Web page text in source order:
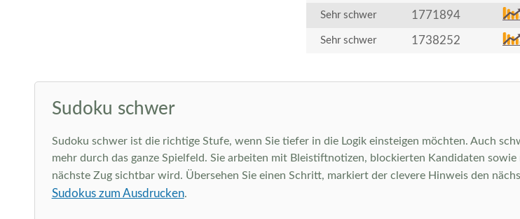
Sehr schwer 1771894
Sehr schwer 1738252
Sudoku schwer
Sudoku schwer ist die richtige Stufe, wenn Sie tiefer in die Logik einsteigen möchten. Auch
mehr durch das ganze Spielfeld. Sie arbeiten mit Bleistiftnotizen, blockierten Kandidaten
nächste Zug sichtbar wird. Übersehen Sie einen Schritt, markiert der clevere Hinweis den
Sudokus zum Ausdrucken.